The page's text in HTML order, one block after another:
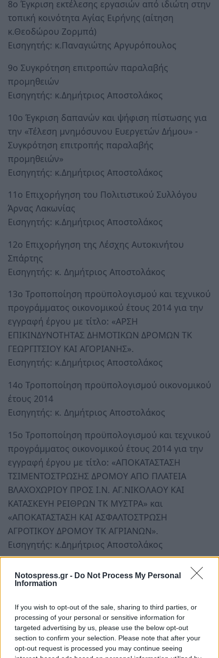
Notospress.gr - Do Not Process My Personal
Information
If you wish to opt-out of the sale, sharing to third parties, or
processing of your personal or sensitive information for
targeted advertising by us, please use the below opt-out
section to confirm your selection. Please note that after your
opt-out request is processed you may continue seeing
8ο Έγκριση εκτέλεσης εργασιών από ιδιώτη στην
τοπική κοινότητα Αγίας Ειρήνης (αίτηση
κ.Θεοδώρου Ζορμπά)
Εισηγητής: κ.Παναγιώτης Αργυρόπουλος
9ο Συγκρότηση επιτροπών παραλαβής
προμηθειών
Εισηγητής: κ.Δημήτριος Αποστολάκος
10ο Έγκριση δαπανών και ψήφιση πίστωσης για
την «Τέλεση μνημόσυνου Ευεργετών Δήμου» -
Συγκρότηση επιτροπής παραλαβής
προμηθειών»
Εισηγητής: κ.Δημήτριος Αποστολάκος
11ο Επιχορήγηση του Πολιτιστικού Συλλόγου
Άρνας Λακωνίας
Εισηγητής: κ.Δημήτριος Αποστολάκος
12ο Επιχορήγηση της Λέσχης Αυτοκινήτου
Σπάρτης
Εισηγητής: κ. Δημήτριος Αποστολάκος
13ο Τροποποίηση προϋπολογισμού και τεχνικού
προγράμματος οικονομικού έτους 2014 για την
εγγραφή έργου με τίτλο: «ΑΡΣΗ
ΕΠΙΚΙΝΔΥΝΟΤΗΤΑΣ ΔΗΜΟΤΙΚΩΝ ΔΡΟΜΩΝ ΤΚ
ΓΕΩΡΓΙΤΣΙΟΥ ΚΑΙ ΑΓΟΡΙΑΝΗΣ».
Εισηγητής: κ.Δημήτριος Αποστολάκος
14ο Τροποποίηση προϋπολογισμού οικονομικού
έτους 2014
Εισηγητής: κ. Δημήτριος Αποστολάκος
15ο Τροποποίηση προϋπολογισμού και τεχνικού
προγράμματος οικονομικού έτους 2014 για την
εγγραφή έργου με τίτλο: «ΑΠΟΚΑΤΑΣΤΑΣΗ
ΤΣΙΜΕΝΤΟΣΤΡΩΣΗΣ ΔΡΟΜΟΥ ΑΠΟ ΠΛΑΤΕΙΑ
ΒΛΑΧΟΧΩΡΙΟΥ ΠΡΟΣ Ι.Ν. ΑΓ.ΝΙΚΟΛΑΟΥ ΚΑΙ
ΚΑΤΑΣΚΕΥΗ ΡΕΙΘΡΩΝ ΤΚ ΜΥΣΤΡΑ» και
«ΑΠΟΚΑΤΑΣΤΑΣΗ ΚΑΙ ΑΣΦΑΛΤΟΣΤΡΩΣΗ
ΑΓΡΟΤΙΚΟΥ ΔΡΟΜΟΥ ΤΚ ΑΓΡΙΑΝΩΝ».
Εισηγητής: κ.Δημήτριος Αποστολάκος
16ο Τροποποίηση προϋπολογισμού οικονομικού
έτους 2014
Σημειώνεται ότι σύμφωνα με το αρ. 67 παρ.6
Ν.3852/2010 στις συνεδριάσεις των Δημοτικών